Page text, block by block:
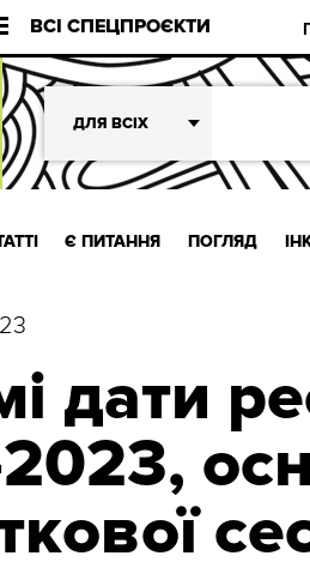
ВСІ СПЕЦПРОЄКТИ
ДЛЯ ВСІХ
Є ПИТАННЯ ПОГЛЯД
дати